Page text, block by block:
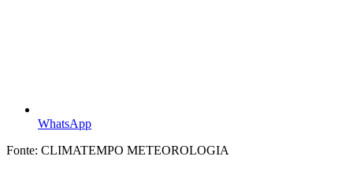
WhatsApp
Fonte: CLIMATEMPO METEOROLOGIA